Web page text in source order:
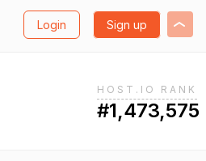
Login Sign up
HOST.IO RANK
#1,473,575